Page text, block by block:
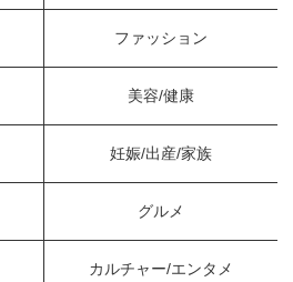
ファッション
美容/健康
妊娠/出産/家族
グルメ
カルチャー/エンタメ